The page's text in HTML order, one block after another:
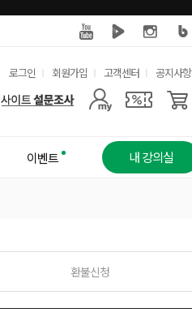
유
용
로그인 회원가입 고객센터 공지사항
이벤트 내 강의실
환불신청